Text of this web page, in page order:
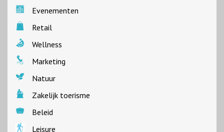
Evenementen
Retail
Wellness
Marketing
Natuur
Zakelijk toerisme
Beleid
Leisure